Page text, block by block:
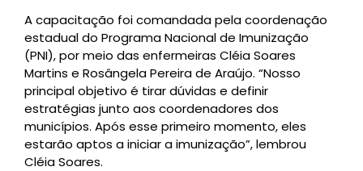
A capacitação foi comandada pela coordenação
estadual do Programa Nacional de Imunização
(PNI), por meio das enfermeiras Cléia Soares
Martins e Rosângela Pereira de Araújo. “Nosso
principal objetivo é tirar dúvidas e definir
estratégias junto aos coordenadores dos
municípios. Após esse primeiro momento, eles
estarão aptos a iniciar a imunização”, lembrou
Cléia Soares.